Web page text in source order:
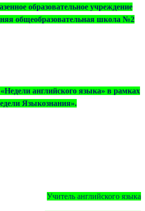
образовательное учреждение
общеобразовательная школа №2
английского языка» в рамках
Языкознания».
Учитель английского языка